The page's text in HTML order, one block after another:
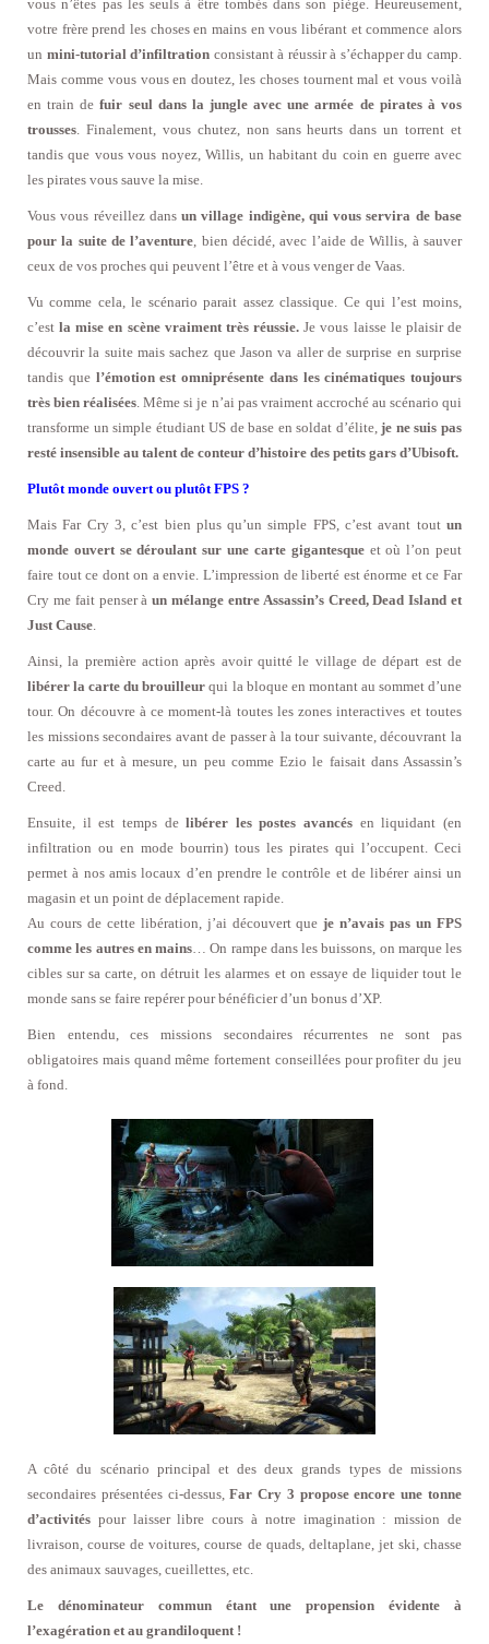
vous n’êtes pas les seuls à être tombés dans son piège. Heureusement,
votre frère prend les choses en mains en vous libérant et commence alors
un mini-tutorial d’infiltration consistant à réussir à s’échapper du camp.
Mais comme vous vous en doutez, les choses tournent mal et vous voilà
en train defuir seul dans la jungle avec une armée de pirates à vos
trousses . Finalement, vous chutez, non sans heurts dans un torrent et
tandis que vous vous noyez, Willis, un habitant du coin en guerre avec
les pirates vous sauve la mise.
Vous vous réveillez dansun village indigène, qui vous servira de base
pour la suite de l’aventure , bien décidé, avec l’aide de Willis, à sauver
ceux de vos proches qui peuvent l’être et à vous venger de Vaas.
Vu comme cela, le scénario parait assez classique. Ce qui l’est moins,
c’estla mise en scène vraiment très réussie. Je vous laisse le plaisir de
découvrir la suite mais sachez que Jason va aller de surprise en surprise
tandis quel’émotion est omniprésente dans les cinématiques toujours
très bien réalisées . Même si je n’ai pas vraiment accroché au scénario qui
transforme un simple étudiant US de base en soldat d’élite,je ne suis pas
resté insensible au talent de conteur d’histoire des petits gars d’Ubisoft.
Plutôt monde ouvert ou plutôt FPS ?
Mais Far Cry 3, c’est bien plus qu’un simple FPS, c’est avant tout un
monde ouvert se déroulant sur une carte gigantesqueet où l’on peut
faire tout ce dont on a envie. L’impression de liberté est énorme et ce Far
Cry me fait penser àun mélange entre Assassin’s Creed, Dead Island et
Just Cause
Ainsi, la première action après avoir quitté le village de départ est de
libérer la carte du brouilleur qui la bloque en montant au sommet d’une
tour. On découvre à ce moment-là toutes les zones interactives et toutes
les missions secondaires avant de passer à la tour suivante, découvrant la
carte au fur et à mesure, un peu comme Ezio le faisait dans Assassin’s
Creed.
Ensuite, il est temps delibérer les postes avancés en liquidant (en
infiltration ou en mode bourrin) tous les pirates qui l’occupent. Ceci
permet à nos amis locaux d’en prendre le contrôle et de libérer ainsi un
magasin et un point de déplacement rapide.
Au cours de cette libération, j’ai découvert que je n’avais pas un FPS
comme les autres en mains … On rampe dans les buissons, on marque les
cibles sur sa carte, on détruit les alarmes et on essaye de liquider tout le
monde sans se faire repérer pour bénéficier d’un bonus d’XP.
Bien entendu, ces missions secondaires récurrentes ne sont pas
obligatoires mais quand même fortement conseillées pour profiter du jeu
à fond.
A côté du scénario principal et des deux grands types de missions
secondaires présentées ci-dessus,Far Cry 3 propose encore une tonne
d’activités pour laisser libre cours à notre imagination : mission de
livraison, course de voitures, course de quads, deltaplane, jet ski, chasse
des animaux sauvages, cueillettes, etc.
Le dénominateur commun étant une propension évidente à
l’exagération et au grandiloquent !